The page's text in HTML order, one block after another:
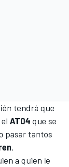
tendrá que
AT04 que se
pasar tantos
.
a quien le